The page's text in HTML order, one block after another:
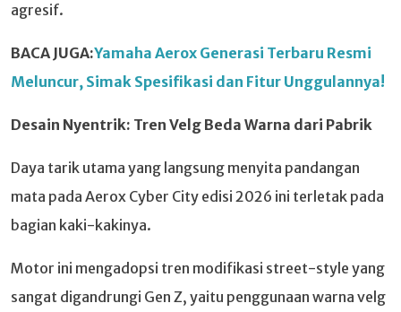
agresif.
BACA JUGA:Yamaha Aerox Generasi Terbaru Resmi
Meluncur, Simak Spesifikasi dan Fitur Unggulannya!
Desain Nyentrik: Tren Velg Beda Warna dari Pabrik
Daya tarik utama yang langsung menyita pandangan
mata pada Aerox Cyber City edisi 2026 ini terletak pada
bagian kaki-kakinya.
Motor ini mengadopsi tren modifikasi street-style yang
sangat digandrungi Gen Z, yaitu penggunaan warna velg